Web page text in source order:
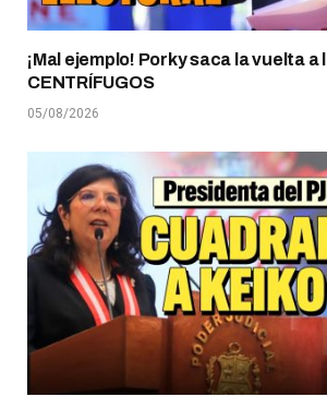
¡Mal ejemplo! Porky saca la vuelta a
CENTRÍFUGOS
05/08/2026